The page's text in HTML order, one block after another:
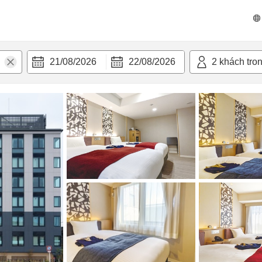
21/08/2026 22/08/2026 2 khách
nghi